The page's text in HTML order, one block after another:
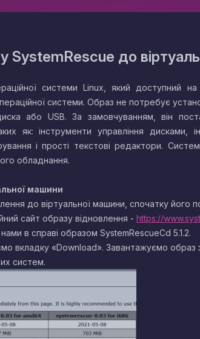
SystemRescue до
системи Linux, який доступний
системи. Образ не потребує
або USB. За замовчуванням, він
як: інструменти управління дисками,
і прості текстові редактори.
обладнання.
машини
до віртуальної машини, спочатку його
сайт образу відновлення - https://
в справі образом SystemRescueCd 5.1.2.
вкладку «Download». Завантажуємо образ
систем.